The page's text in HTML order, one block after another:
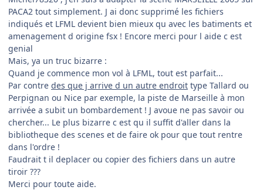
PACA2 tout simplement. J ai donc supprimé les fichiers
indiqués et LFML devient bien mieux qu avec les batiments et
amenagement d origine fsx ! Encore merci pour l aide c est
genial
Mais, ya un truc bizarre :
Quand je commence mon vol à LFML, tout est parfait...
Par contre des que j arrive d un autre endroit type Tallard ou
Perpignan ou Nice par exemple, la piste de Marseille à mon
arrivée a subit un bombardement ! J avoue ne pas savoir ou
chercher... Le plus bizarre c est qu il suffit d'aller dans la
bibliotheque des scenes et de faire ok pour que tout rentre
dans l'ordre !
Faudrait t il deplacer ou copier des fichiers dans un autre
tiroir ???
Merci pour toute aide.